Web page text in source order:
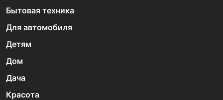
Бытовая техника
Для автомобиля
Детям
Дом
Дача
Красота